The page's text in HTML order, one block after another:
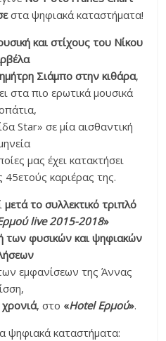
στα ψηφιακά καταστήματα!
και στίχους του Νίκου
Σιάμπο στην κιθάρα,
στα πιο ερωτικά μουσικά
Star» σε μία αισθαντική
μας έχει κατακτήσει
45ετούς καριέρας της.
μετά το συλλεκτικό τριπλό
live 2015-2018»
των φυσικών και ψηφιακών
εμφανίσεων της Άννας
, στο «Hotel Ερμού».
ψηφιακά καταστήματα: